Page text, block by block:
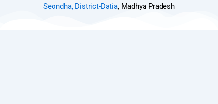
Seondha, District-Datia, Madhya Pradesh